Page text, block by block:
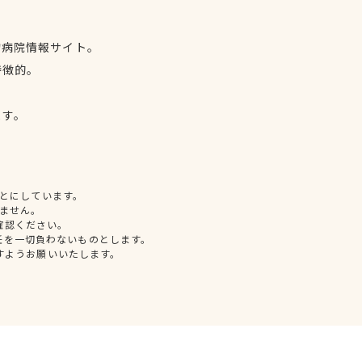
院情報サイト。
的。
。
しています。
せん。
ください。
一切負わないものとします。
うお願いいたします。